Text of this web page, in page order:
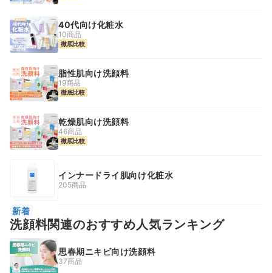
40代向け化粧水
10商品
徹底比較
脂性肌向け洗顔料
19商品
徹底比較
乾燥肌向け洗顔料
46商品
徹底比較
インナードライ肌向け化粧水
205商品
新着
洗顔料関連のおすすめ人気ランキング
思春期ニキビ向け洗顔料
37商品